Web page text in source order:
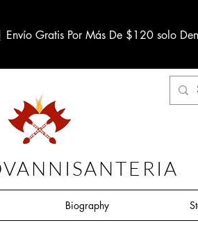
Gratis Por Más De $120 solo
Biography